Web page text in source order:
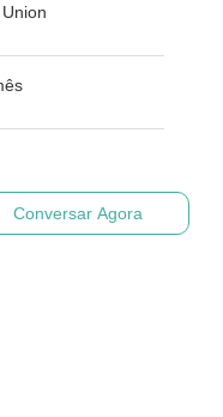
Conversar Agora